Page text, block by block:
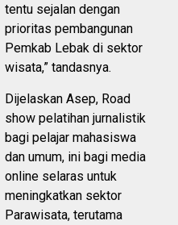
tentu sejalan dengan
prioritas pembangunan
Pemkab Lebak di sektor
wisata,” tandasnya.
Dijelaskan Asep, Road
show pelatihan jurnalistik
bagi pelajar mahasiswa
dan umum, ini bagi media
online selaras untuk
meningkatkan sektor
Parawisata, terutama